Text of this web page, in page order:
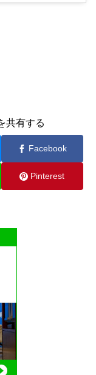
共有する
Facebook
Pinterest